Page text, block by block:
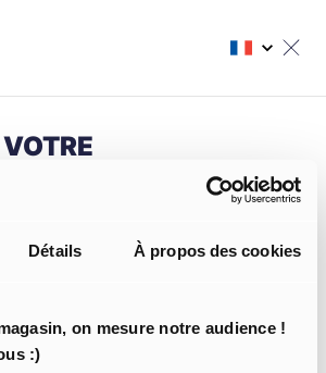
Détails À propos des cookies
on mesure notre audience !
:)
votre résidence